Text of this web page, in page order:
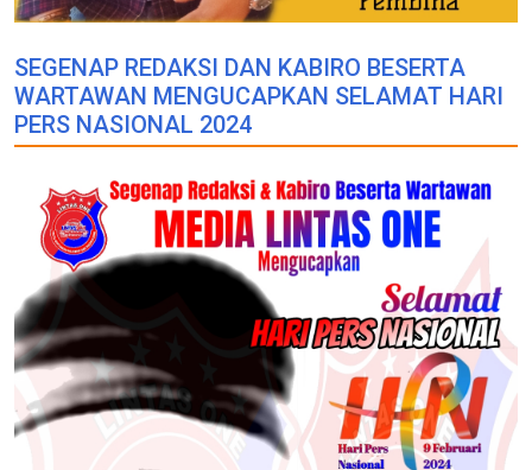
SEGENAP REDAKSI DAN KABIRO BESERTA
WARTAWAN MENGUCAPKAN SELAMAT HARI
PERS NASIONAL 2024